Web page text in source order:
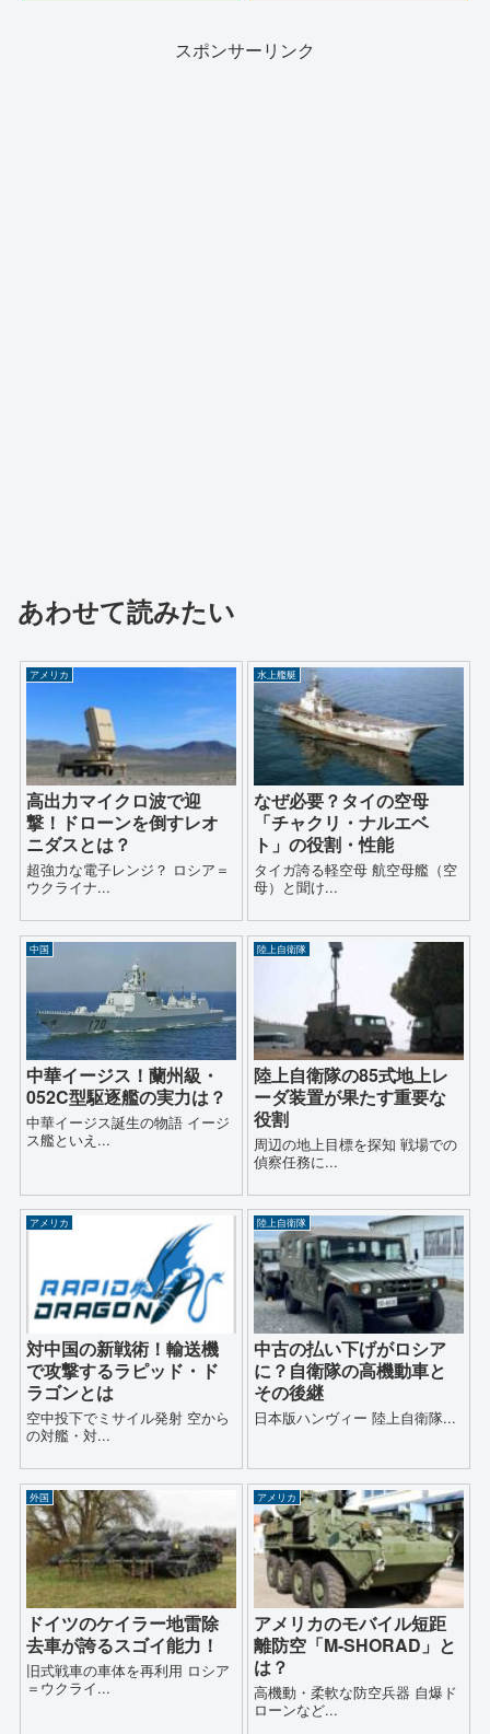
スポンサーリンク
あわせて読みたい
アメリカ
高出力マイクロ波で迎
撃！ドローンを倒すレオ
ニダスとは？
超強力な電子レンジ？ ロシア＝
ウクライナ...
水上艦艇
なぜ必要？タイの空母
「チャクリ・ナルエベ
ト」の役割・性能
タイガ誇る軽空母 航空母艦（空
母）と聞け...
中国
中華イージス！蘭州級・
052C型駆逐艦の実力は？
中華イージス誕生の物語 イージ
ス艦といえ...
陸上自衛隊
陸上自衛隊の85式地上レ
ーダ装置が果たす重要な
役割
周辺の地上目標を探知 戦場での
偵察任務に...
アメリカ
対中国の新戦術！輸送機
で攻撃するラピッド・ド
ラゴンとは
空中投下でミサイル発射 空から
の対艦・対...
陸上自衛隊
中古の払い下げがロシア
に？自衛隊の高機動車と
その後継
日本版ハンヴィー 陸上自衛隊...
外国
ドイツのケイラー地雷除
去車が誇るスゴイ能力！
旧式戦車の車体を再利用 ロシア
＝ウクライ...
アメリカ
アメリカのモバイル短距
離防空「M-SHORAD」と
は？
高機動・柔軟な防空兵器 自爆ド
ローンなど...